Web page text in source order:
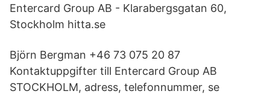
Entercard Group AB - Klarabergsgatan 60,
Stockholm hitta.se
Björn Bergman +46 73 075 20 87
Kontaktuppgifter till Entercard Group AB
STOCKHOLM, adress, telefonnummer, se